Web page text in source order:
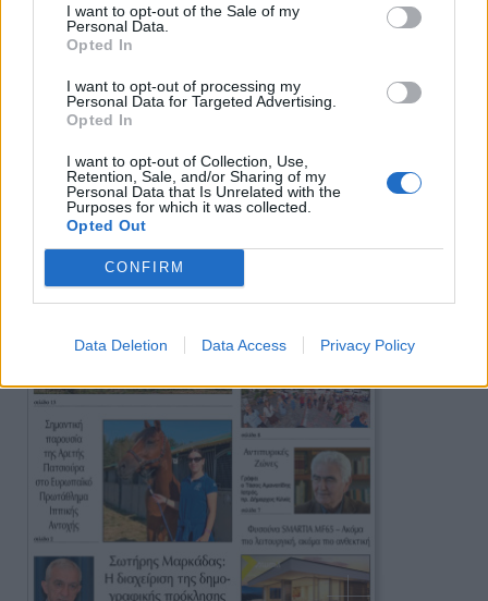
I want to opt-out of the Sale of my
Personal Data.
Opted In
I want to opt-out of processing my
Personal Data for Targeted Advertising.
Opted In
I want to opt-out of Collection, Use,
Retention, Sale, and/or Sharing of my
Personal Data that Is Unrelated with the
Purposes for which it was collected.
Opted Out
CONFIRM
Data Deletion Data Access Privacy Policy
Πρωινή